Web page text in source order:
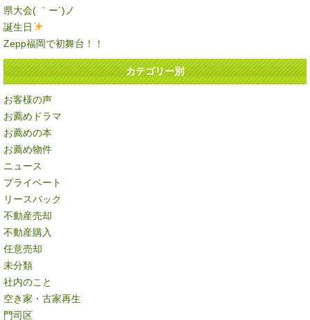
県大会( ｀ー´)ノ
誕生日
Zepp福岡で初舞台！！
カテゴリー別
お客様の声
お薦めドラマ
お薦めの本
お薦め物件
ニュース
プライベート
リースバック
不動産売却
不動産購入
任意売却
未分類
社内のこと
空き家・古家再生
門司区